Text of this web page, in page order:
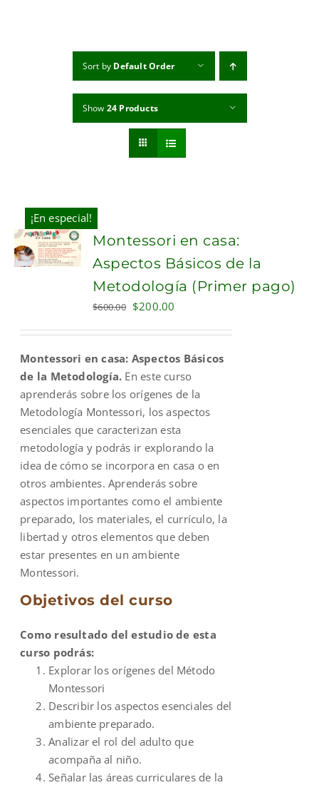
Sort by Default Order
Show 24 Products
¡En especial!
ADD TO
CART
Montessori en casa:
Aspectos Básicos de la
Metodología (Primer pago)
$600.00 Original
$600.00.
$200.00
$200.00.
Montessori en casa: Aspectos Básicos
de la Metodología. En este curso
aprenderás sobre los orígenes de la
Metodología Montessori, los aspectos
esenciales que caracterizan esta
metodología y podrás ir explorando la
idea de cómo se incorpora en casa o en
otros ambientes. Aprenderás sobre
aspectos importantes como el ambiente
preparado, los materiales, el currículo, la
libertad y otros elementos que deben
estar presentes en un ambiente
Montessori.
Objetivos del curso
Como resultado del estudio de esta
curso podrás:
Explorar los orígenes del Método
Montessori
Describir los aspectos esenciales del
ambiente preparado.
Analizar el rol del adulto que
acompaña al niño.
Señalar las áreas curriculares de la